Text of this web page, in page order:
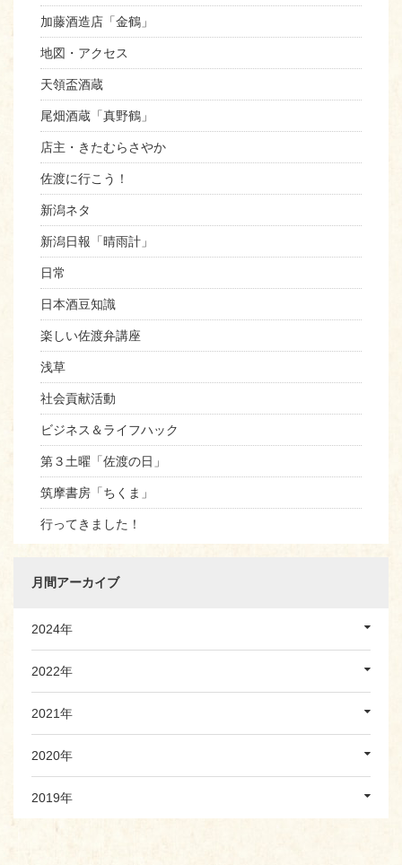
加藤酒造店「金鶴」
地図・アクセス
天領盃酒蔵
尾畑酒蔵「真野鶴」
店主・きたむらさやか
佐渡に行こう！
新潟ネタ
新潟日報「晴雨計」
日常
日本酒豆知識
楽しい佐渡弁講座
浅草
社会貢献活動
ビジネス＆ライフハック
第３土曜「佐渡の日」
筑摩書房「ちくま」
行ってきました！
月間アーカイブ
2024年
2022年
2021年
2020年
2019年